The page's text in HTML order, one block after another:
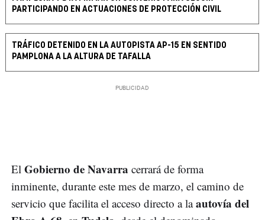
PARTICIPANDO EN ACTUACIONES DE PROTECCIÓN CIVIL
TRÁFICO DETENIDO EN LA AUTOPISTA AP-15 EN SENTIDO
PAMPLONA A LA ALTURA DE TAFALLA
El Gobierno de Navarra cerrará de forma
inminente, durante este mes de marzo, el camino de
servicio que facilita el acceso directo a laautovía del